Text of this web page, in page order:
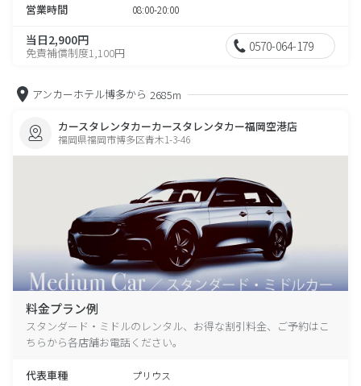
営業時間 08:00-20:00
当日2,900円
免責補償制度1,100円 0570-064-179
アンカーホテル博多から 2685m
カースタレンタカーカースタレンタカー福岡空港店
福岡県福岡市博多区青木1-3-46
料金プラン例
スタンダード・ミドルのレンタル、お得な割引料金、ご予約はこ
ちらから各店舗お電話ください。
代表車種 プリウス